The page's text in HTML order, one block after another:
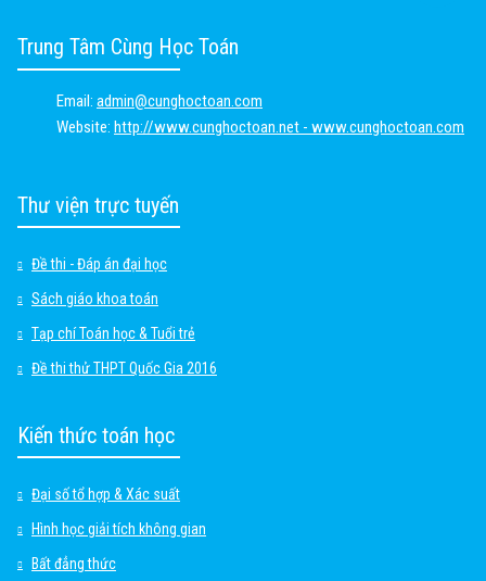
Trung Tâm Cùng Học Toán
Email: admin@cunghoctoan.com
Website: http://www.cunghoctoan.net - www.cunghoctoan.com
Thư viện trực tuyến
Đề thi - Đáp án đại học
Sách giáo khoa toán
Tạp chí Toán học & Tuổi trẻ
Đề thi thử THPT Quốc Gia 2016
Kiến thức toán học
Đại số tổ hợp & Xác suất
Hình học giải tích không gian
Bất đẳng thức